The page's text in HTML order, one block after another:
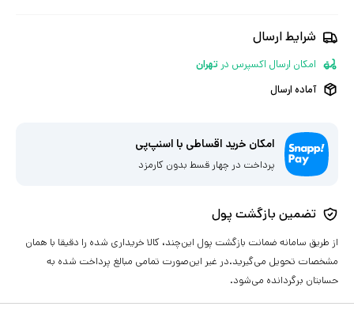
شرایط ارسال
امکان ارسال اکسپرس در تهران
آماده ارسال
امکان خرید اقساطی با اسنپ‌پی
پرداخت در چهار قسط بدون کارمزد
تضمین بازگشت پول
از طریق سامانه ضمانت بازگشت پول این‌چند، کالا خریداری شده را دقیقا با همان
مشخصات تحویل می‌گیرید.در غیر این‌صورت تمامی مبالغ پرداخت شده به
حسابتان برگردانده می‌شود.